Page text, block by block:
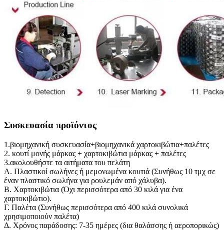
Συσκευασία προϊόντος
1.βιομηχανική συσκευασία+βιομηχανικά χαρτοκιβώτια+παλέτες
2. κουτί μονής μάρκας + χαρτοκιβώτια μάρκας + παλέτες
3.ακολουθήστε τα αιτήματα του πελάτη
Α. Πλαστικοί σωλήνες ή μεμονωμένα κουτιά (Συνήθως 10 τμχ σε
έναν πλαστικό σωλήνα για ρουλεμάν από χάλυβα).
B. Χαρτοκιβώτια (Όχι περισσότερα από 30 κιλά για ένα
χαρτοκιβώτιο).
Γ. Παλέτα (Συνήθως περισσότερα από 400 κιλά συνολικά
χρησιμοποιούν παλέτα)
Δ. Χρόνος παράδοσης: 7-35 ημέρες (δια θαλάσσης ή αεροπορικώς)